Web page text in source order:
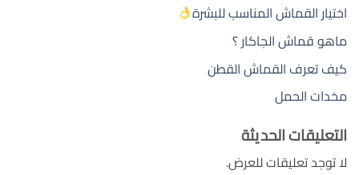
اختيار القماش المناسب للبشرة
ماهو قماش الجاكار ؟
كيف تعرف القماش القطن
مخدات الحمل
التعليقات الحديثة
لا توجد تعليقات للعرض.